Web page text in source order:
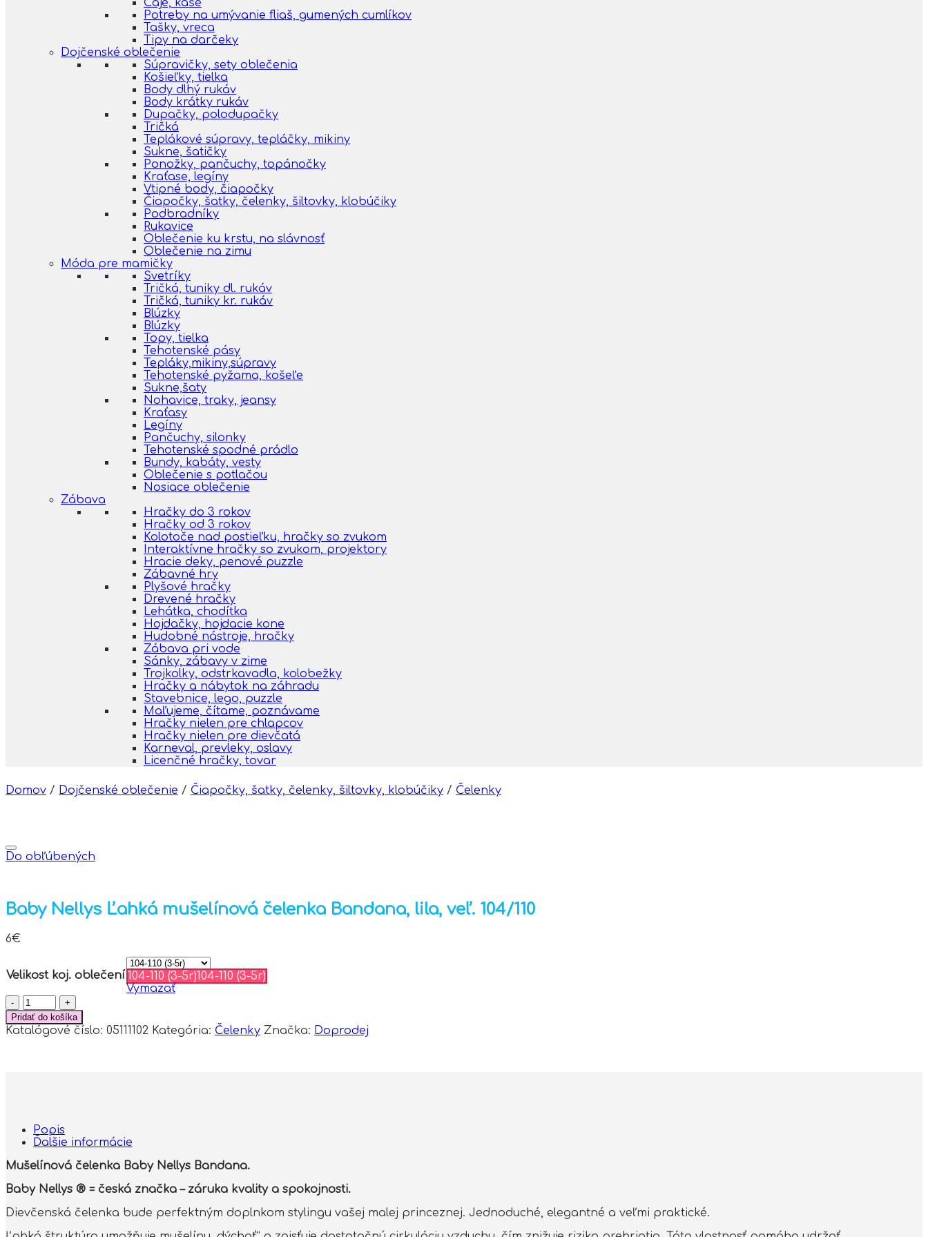
Čaje, kaše
Potreby na umývanie fliaš, gumených cumlíkov
Tašky, vreca
Tipy na darčeky
Dojčenské oblečenie
Súpravičky, sety oblečenia
Košieľky, tielka
Body dlhý rukáv
Body krátky rukáv
Dupačky, polodupačky
Tričká
Teplákové súpravy, tepláčky, mikiny
Sukne, šatičky
Ponožky, pančuchy, topánočky
Kraťase, legíny
Vtipné body, čiapočky
Čiapočky, šatky, čelenky, šiltovky, klobúčiky
Podbradníky
Rukavice
Oblečenie ku krstu, na slávnosť
Oblečenie na zimu
Móda pre mamičky
Svetríky
Tričká, tuniky dl. rukáv
Tričká, tuniky kr. rukáv
Blúzky
Blúzky
Topy, tielka
Tehotenské pásy
Tepláky,mikiny,súpravy
Tehotenské pyžama, košeľe
Sukne,šaty
Nohavice, traky, jeansy
Kraťasy
Legíny
Pančuchy, silonky
Tehotenské spodné prádlo
Bundy, kabáty, vesty
Oblečenie s potlačou
Nosiace oblečenie
Zábava
Hračky do 3 rokov
Hračky od 3 rokov
Kolotoče nad postieľku, hračky so zvukom
Interaktívne hračky so zvukom, projektory
Hracie deky, penové puzzle
Zábavné hry
Plyšové hračky
Drevené hračky
Lehátka, chodítka
Hojdačky, hojdacie kone
Hudobné nástroje, hračky
Zábava pri vode
Sánky, zábavy v zime
Trojkolky, odstrkavadla, kolobežky
Hračky a nábytok na záhradu
Stavebnice, lego, puzzle
Maľujeme, čítame, poznávame
Hračky nielen pre chlapcov
Hračky nielen pre dievčatá
Karneval, prevleky, oslavy
Licenčné hračky, tovar
Domov / Dojčenské oblečenie / Čiapočky, šatky, čelenky, šiltovky, klobúčiky / Čelenky
Do obľúbených
Baby Nellys Ľahká mušelínová čelenka Bandana, lila, veľ. 104/110
6€
Velikost koj. oblečení 104-110 (3-5r)104-110 (3-5r)
Vymazať
množstvo
Baby
Nellys
Ľahká
Pridať do košíka
Katalógové číslo: 05111102 Kategória: Čelenky Značka: Doprodej
Popis
Ďalšie informácie
Mušelínová čelenka Baby Nellys Bandana.
Baby Nellys ® = česká značka – záruka kvality a spokojnosti.
Dievčenská čelenka bude perfektným doplnkom stylingu vašej malej princeznej. Jednoduché, elegantné a veľmi praktické.